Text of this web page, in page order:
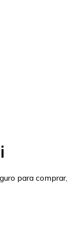
para comprar,